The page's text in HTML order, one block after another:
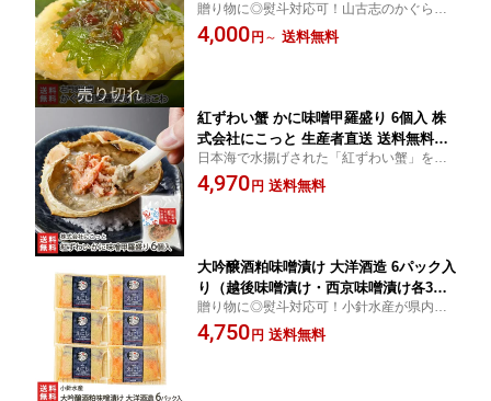
笹おこわ 醤油おこわ おこわ かぐら南蛮
長岡市 新潟県 生産者直送 お取り寄せ
贈り物に◎熨斗対応可！山古志のかぐら南
蛮を甘辛く炒めたピリ辛”笹おこわ”！笹のま
ろやかな風味ともちもち食感。絶品としか
4,000 円 ～ 送料無料
紅ずわい蟹 かに味噌甲羅盛り 6個入 株
式会社にこっと 生産者直送 送料無料
【新潟直送計画 ズワイガニ 蟹味噌 カニ
ミソ かにみそ 酒肴 おつまみ 甲羅酒】
日本海で水揚げされた「紅ずわい蟹」を10
0％使用した「甲羅盛り」。味噌の味わいが
濃厚で、蟹本来の旨みをご堪能いただけま
4,970 円 送料無料
大吟醸酒粕味噌漬け 大洋酒造 6パック入
り（越後味噌漬け・西京味噌漬け各3パ
ック） 小針水産 みそづけ 酒かす トラ
ウトサーモン ご飯のお供 コラボ 新潟県
贈り物に◎熨斗対応可！小針水産が県内の
酒蔵とコラボした「大吟醸酒粕漬け」。フ
ルーティーな香りの「大吟醸酒粕」に、店
4,750 円 送料無料